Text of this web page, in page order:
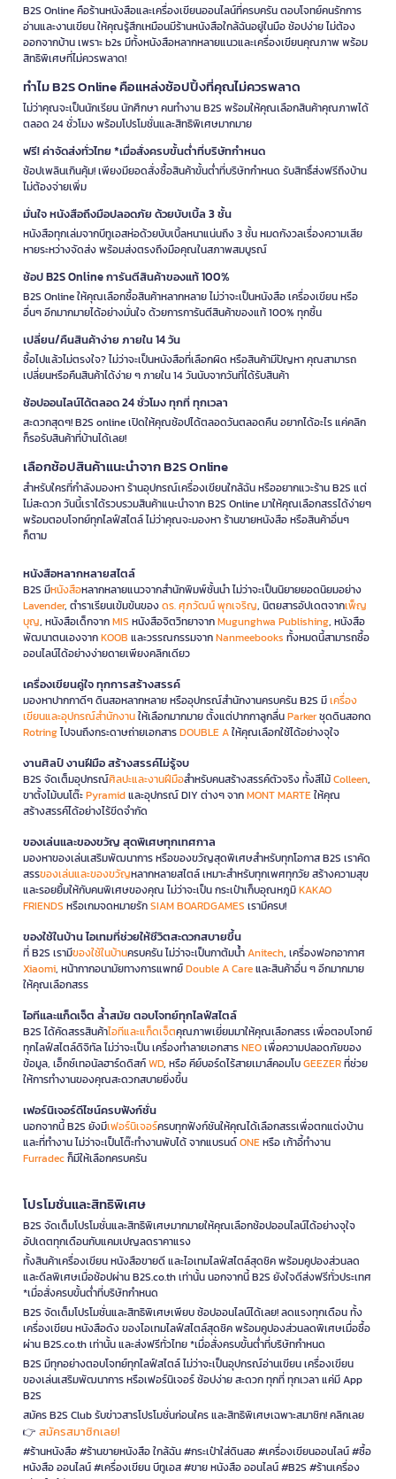
B2S Online คือร้านหนังสือและเครื่องเขียนออนไลน์ที่ครบครัน ตอบโจทย์คนรักการ
อ่านและงานเขียน ให้คุณรู้สึกเหมือนมีร้านหนังสือใกล้ฉันอยู่ในมือ ช้อปง่าย ไม่ต้อง
ออกจากบ้าน เพราะ b2s มีทั้งหนังสือหลากหลายแนวและเครื่องเขียนคุณภาพ พร้อม
สิทธิพิเศษที่ไม่ควรพลาด!
ทำไม B2S Online คือแหล่งช้อปปิ้งที่คุณไม่ควรพลาด
ไม่ว่าคุณจะเป็นนักเรียน นักศึกษา คนทำงาน B2S พร้อมให้คุณเลือกสินค้าคุณภาพได้
ตลอด 24 ชั่วโมง พร้อมโปรโมชั่นและสิทธิพิเศษมากมาย
ฟรี! ค่าจัดส่งทั่วไทย *เมื่อสั่งครบขั้นต่ำที่บริษัทกำหนด
ช้อปเพลินเกินคุ้ม! เพียงมียอดสั่งซื้อสินค้าขั้นต่ำที่บริษัทกำหนด รับสิทธิ์ส่งฟรีถึงบ้าน
ไม่ต้องจ่ายเพิ่ม
มั่นใจ หนังสือถึงมือปลอดภัย ด้วยบับเบิ้ล 3 ชั้น
หนังสือทุกเล่มจากบีทูเอสห่อด้วยบับเบิ้ลหนาแน่นถึง 3 ชั้น หมดกังวลเรื่องความเสีย
หายระหว่างจัดส่ง พร้อมส่งตรงถึงมือคุณในสภาพสมบูรณ์
ช้อป B2S Online การันตีสินค้าของแท้ 100%
B2S Online ให้คุณเลือกซื้อสินค้าหลากหลาย ไม่ว่าจะเป็นหนังสือ เครื่องเขียน หรือ
อื่นๆ อีกมากมายได้อย่างมั่นใจ ด้วยการการันตีสินค้าของแท้ 100% ทุกชิ้น
เปลี่ยน/คืนสินค้าง่าย ภายใน 14 วัน
ซื้อไปแล้วไม่ตรงใจ? ไม่ว่าจะเป็นหนังสือที่เลือกผิด หรือสินค้ามีปัญหา คุณสามารถ
เปลี่ยนหรือคืนสินค้าได้ง่าย ๆ ภายใน 14 วันนับจากวันที่ได้รับสินค้า
ช้อปออนไลน์ได้ตลอด 24 ชั่วโมง ทุกที่ ทุกเวลา
สะดวกสุดๆ! B2S online เปิดให้คุณช้อปได้ตลอดวันตลอดคืน อยากได้อะไร แค่คลิก
ก็รอรับสินค้าที่บ้านได้เลย!
เลือกช้อปสินค้าแนะนำจาก B2S Online
สำหรับใครที่กำลังมองหา ร้านอุปกรณ์เครื่องเขียนใกล้ฉัน หรืออยากแวะร้าน B2S แต่
ไม่สะดวก วันนี้เราได้รวบรวมสินค้าแนะนำจาก B2S Online มาให้คุณเลือกสรรได้ง่ายๆ
พร้อมตอบโจทย์ทุกไลฟ์สไตล์ ไม่ว่าคุณจะมองหา ร้านขายหนังสือ หรือสินค้าอื่นๆ
ก็ตาม
หนังสือหลากหลายสไตล์
B2S มีหนังสือหลากหลายแนวจากสำนักพิมพ์ชั้นนำ ไม่ว่าจะเป็นนิยายยอดนิยมอย่าง
Lavender, ตำราเรียนเข้มข้นของดร. ศุภวัฒน์ พุกเจริญ, นิตยสารอัปเดตจากเพ็ญ
บุญ, หนังสือเด็กจากMIS หนังสือจิตวิทยาจากMugunghwa Publishing, หนังสือ
พัฒนาตนเองจากKOOB และวรรณกรรมจากNanmeebooks ทั้งหมดนี้สามารถซื้อ
ออนไลน์ได้อย่างง่ายดายเพียงคลิกเดียว
เครื่องเขียนคู่ใจ ทุกการสร้างสรรค์
มองหาปากกาดีๆ ดินสอหลากหลาย หรืออุปกรณ์สำนักงานครบครัน B2S มีเครื่อง
เขียนและอุปกรณ์สำนักงานให้เลือกมากมาย ตั้งแต่ปากกาลูกลื่นParkerชุดดินสอกด
Rotringไปจนถึงกระดาษถ่ายเอกสารDOUBLE Aให้คุณเลือกใช้ได้อย่างจุใจ
งานศิลป์ งานฝีมือ สร้างสรรค์ไม่รู้จบ
B2S จัดเต็มอุปกรณ์ศิลปะและงานฝีมือสำหรับคนสร้างสรรค์ตัวจริง ทั้งสีไม้Colleen,
ขาตั้งไม้บนโต๊ะPyramidและอุปกรณ์ DIY ต่างๆ จากMONT MARTEให้คุณ
สร้างสรรค์ได้อย่างไร้ขีดจำกัด
ของเล่นและของขวัญ สุดพิเศษทุกเทศกาล
มองหาของเล่นเสริมพัฒนาการ หรือของขวัญสุดพิเศษสำหรับทุกโอกาส B2S เราคัด
สรรของเล่นและของขวัญหลากหลายสไตล์ เหมาะสำหรับทุกเพศทุกวัย สร้างความสุข
และรอยยิ้มให้กับคนพิเศษของคุณ ไม่ว่าจะเป็น กระเป๋าเก็บอุณหภูมิKAKAO
FRIENDS หรือเกมจดหมายรักSIAM BOARDGAMES เรามีครบ!
ของใช้ในบ้าน ไอเทมที่ช่วยให้ชีวิตสะดวกสบายขึ้น
ที่ B2S เรามีของใช้ในบ้านครบครัน ไม่ว่าจะเป็นกาต้มน้ำAnitech, เครื่องฟอกอากาศ
Xiaomi, หน้ากากอนามัยทางการแพทย์Double A Careและสินค้าอื่น ๆ อีกมากมาย
ให้คุณเลือกสรร
ไอทีและแก็ดเจ็ต ล้ำสมัย ตอบโจทย์ทุกไลฟ์สไตล์
B2S ได้คัดสรรสินค้าไอทีและแก็ดเจ็ตคุณภาพเยี่ยมมาให้คุณเลือกสรร เพื่อตอบโจทย์
ทุกไลฟ์สไตล์ดิจิทัล ไม่ว่าจะเป็น เครื่องทำลายเอกสารNEOเพื่อความปลอดภัยของ
ข้อมูล, เอ็กซ์เทอนัลฮาร์ดดิสก์WD, หรือ คีย์บอร์ดไร้สายเมาส์คอมโบGEEZERที่ช่วย
ให้การทำงานของคุณสะดวกสบายยิ่งขึ้น
เฟอร์นิเจอร์ดีไซน์ครบฟังก์ชั่น
นอกจากนี้ B2S ยังมีเฟอร์นิเจอร์ครบทุกฟังก์ชันให้คุณได้เลือกสรรเพื่อตกแต่งบ้าน
และที่ทำงาน ไม่ว่าจะเป็นโต๊ะทำงานพับได้ จากแบรนด์ONEหรือ เก้าอี้ทำงาน
Furradecก็มีให้เลือกครบครัน
โปรโมชั่นและสิทธิพิเศษ
B2S จัดเต็มโปรโมชั่นและสิทธิพิเศษมากมายให้คุณเลือกช้อปออนไลน์ได้อย่างจุใจ
อัปเดตทุกเดือนกับแคมเปญลดราคาแรง
ทั้งสินค้าเครื่องเขียน หนังสือขายดี และไอเทมไลฟ์สไตล์สุดชิค พร้อมคูปองส่วนลด
และดีลพิเศษเมื่อช้อปผ่าน B2S.co.th เท่านั้น นอกจากนี้ B2S ยังใจดีส่งฟรีทั่วประเทศ
*เมื่อสั่งครบขั้นต่ำที่บริษัทกำหนด
B2S จัดเต็มโปรโมชั่นและสิทธิพิเศษเพียบ ช้อปออนไลน์ได้เลย! ลดแรงทุกเดือน ทั้ง
เครื่องเขียน หนังสือดัง ของไอเทมไลฟ์สไตล์สุดชิค พร้อมคูปองส่วนลดพิเศษเมื่อซื้อ
ผ่าน B2S.co.th เท่านั้น และส่งฟรีทั่วไทย *เมื่อสั่งครบขั้นต่ำที่บริษัทกำหนด
B2S มีทุกอย่างตอบโจทย์ทุกไลฟ์สไตล์ ไม่ว่าจะเป็นอุปกรณ์อ่านเขียน เครื่องเขียน
ของเล่นเสริมพัฒนาการ หรือเฟอร์นิเจอร์ ช้อปง่าย สะดวก ทุกที่ ทุกเวลา แค่มี App
B2S
สมัคร B2S Club รับข่าวสารโปรโมชั่นก่อนใคร และสิทธิพิเศษเฉพาะสมาชิก! คลิกเลย
👉 สมัครสมาชิกเลย!
#ร้านหนังสือ #ร้านขายหนังสือ ใกล้ฉัน #กระเป๋าใส่ดินสอ #เครื่องเขียนออนไลน์ #ซื้อ
หนังสือ ออนไลน์ #เครื่องเขียน บีทูเอส #ขาย หนังสือ ออนไลน์ #B2S #ร้านเครื่อง